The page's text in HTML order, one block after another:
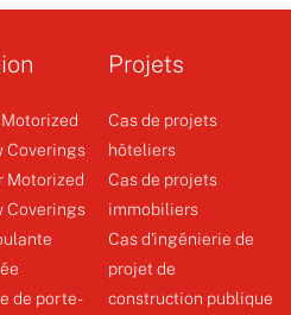
porte-vêtements
Coverings
Motorized
Coverings
de porte-
Projets
Cas de projets
hôteliers
Cas de projets
immobiliers
Cas d'ingénierie de
projet de
construction publique